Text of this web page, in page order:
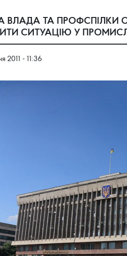
ВЛАДА ТА ПРОФСПІЛКИ
СИТУАЦІЮ У
2011 - 11:36